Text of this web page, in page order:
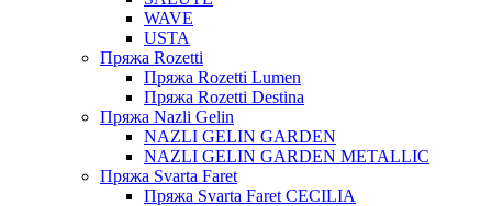
WAVE
USTA
Пряжа Rozetti
Пряжа Rozetti Lumen
Пряжа Rozetti Destina
Пряжа Nazli Gelin
NAZLI GELIN GARDEN
NAZLI GELIN GARDEN METALLIC
Пряжа Svarta Faret
Пряжа Svarta Faret CECILIA